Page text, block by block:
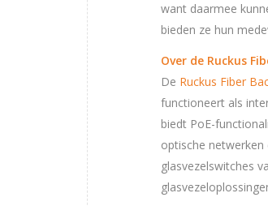
want daarmee
bieden ze hun
Over de Ruckus
De Ruckus Fiber
functioneert als
biedt PoE-
optische netwerken
glasvezelswitches